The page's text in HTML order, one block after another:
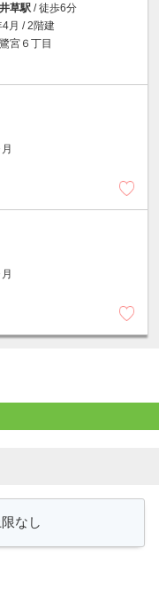
草駅 / 徒歩6分
月 / 2階建
宮６丁目